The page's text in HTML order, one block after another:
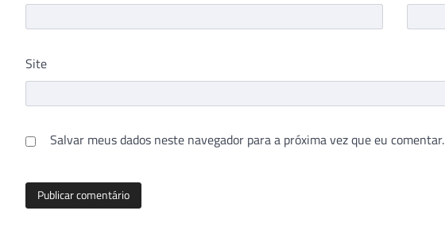
Site
Salvar meus dados neste navegador para a próxima vez que eu comentar.